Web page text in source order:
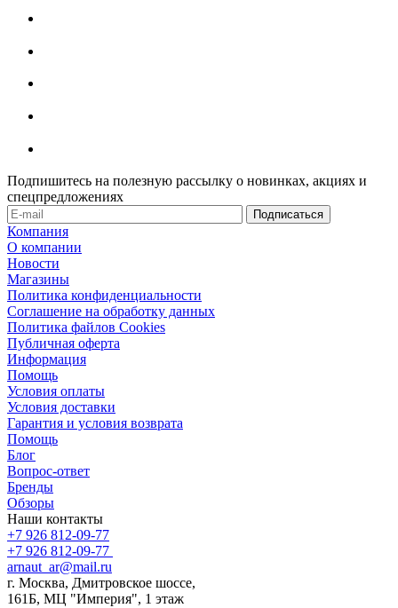
Подпишитесь на полезную рассылку о новинках, акциях и
спецпредложениях
Компания
О компании
Новости
Магазины
Политика конфиденциальности
Соглашение на обработку данных
Политика файлов Cookies
Публичная оферта
Информация
Помощь
Условия оплаты
Условия доставки
Гарантия и условия возврата
Помощь
Блог
Вопрос-ответ
Бренды
Обзоры
Наши контакты
+7 926 812-09-77
+7 926 812-09-77
arnaut_ar@mail.ru
г. Москва, Дмитровское шоссе,
161Б, МЦ "Империя", 1 этаж